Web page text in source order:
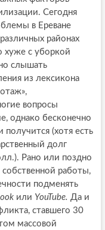
Сегодня
в Ереване
районах
хуже с уборкой
слышать
из лексикона
вопросы
однако бесконечно
получится (хотя есть
долг
Рано или поздно
собственной работы,
подменять
или YouTube. Да и
ставшего 30
массовой